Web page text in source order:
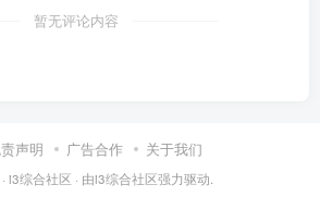
暂无评论内容
声明 广告合作 关于我们
i3综合社区 · 由i3综合社区强力驱动.